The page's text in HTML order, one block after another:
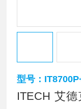
型号：
ITECH 艾